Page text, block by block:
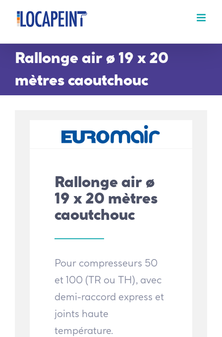
Passer
contenu
Rallonge air ø 19 x 20
mètres caoutchouc
Rallonge air ø
19 x 20 mètres
caoutchouc
Pour compresseurs 50
et 100 (TR ou TH), avec
demi-raccord express et
joints haute
température.